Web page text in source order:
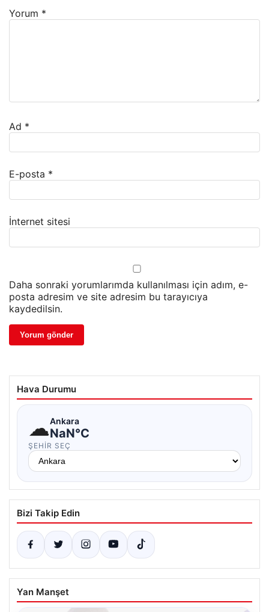
Yorum *
Ad *
E-posta *
İnternet sitesi
Daha sonraki yorumlarımda kullanılması için adım, e-
posta adresim ve site adresim bu tarayıcıya
kaydedilsin.
Hava Durumu
☁Ankara
NaN°C
ŞEHIR SEÇ
Bizi Takip Edin
Yan Manşet